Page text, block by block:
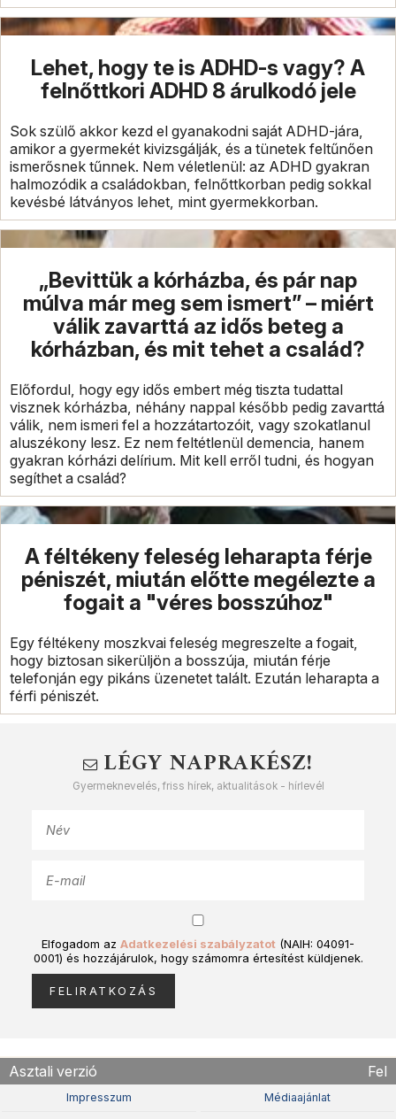
Lehet, hogy te is ADHD-s vagy? A
felnőttkori ADHD 8 árulkodó jele
Sok szülő akkor kezd el gyanakodni saját ADHD-jára,
amikor a gyermekét kivizsgálják, és a tünetek feltűnően
ismerősnek tűnnek. Nem véletlenül: az ADHD gyakran
halmozódik a családokban, felnőttkorban pedig sokkal
kevésbé látványos lehet, mint gyermekkorban.
„Bevittük a kórházba, és pár nap
múlva már meg sem ismert” – miért
válik zavarttá az idős beteg a
kórházban, és mit tehet a család?
Előfordul, hogy egy idős embert még tiszta tudattal
visznek kórházba, néhány nappal később pedig zavarttá
válik, nem ismeri fel a hozzátartozóit, vagy szokatlanul
aluszékony lesz. Ez nem feltétlenül demencia, hanem
gyakran kórházi delírium. Mit kell erről tudni, és hogyan
segíthet a család?
A féltékeny feleség leharapta férje
péniszét, miután előtte megélezte a
fogait a "véres bosszúhoz"
Egy féltékeny moszkvai feleség megreszelte a fogait,
hogy biztosan sikerüljön a bosszúja, miután férje
telefonján egy pikáns üzenetet talált. Ezután leharapta a
férfi péniszét.
LÉGY NAPRAKÉSZ!
Gyermeknevelés, friss hírek, aktualitások - hírlevél
Elfogadom az Adatkezelési szabályzatot (NAIH: 04091-
0001) és hozzájárulok, hogy számomra értesítést küldjenek.
Asztali verzió Fel
Impresszum Médiaajánlat